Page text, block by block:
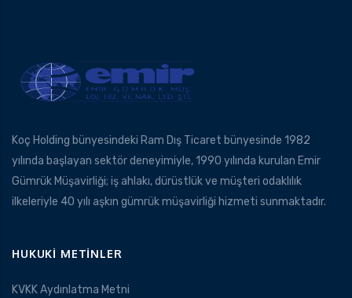
Koç Holding bünyesindeki Ram Dış Ticaret bünyesinde 1982
yılında başlayan sektör deneyimiyle, 1990 yılında kurulan Emir
Gümrük Müşavirliği; iş ahlakı, dürüstlük ve müşteri odaklılık
ilkeleriyle 40 yılı aşkın gümrük müşavirliği hizmeti sunmaktadır.
HUKUKI METINLER
KVKK Aydınlatma Metni